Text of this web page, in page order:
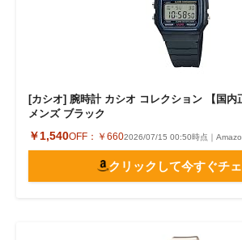
[カシオ] 腕時計 カシオ コレクション 【国内
メンズ ブラック
￥1,540OFF： ￥6602026/07/15 00:50時点｜
クリックして今すぐチ